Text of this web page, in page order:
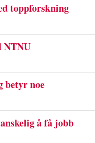
toppforskning
betyr noe
å få jobb